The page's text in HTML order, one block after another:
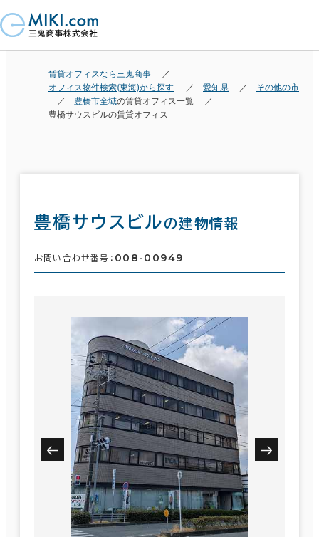
賃貸オフィスなら三鬼商事
オフィス物件検索(東海)から探す
愛知県
その他の市
豊橋市全域の賃貸オフィス一覧
豊橋サウスビルの賃貸オフィス
豊橋サウスビルの建物情報
お問い合わせ番号： 008-00949